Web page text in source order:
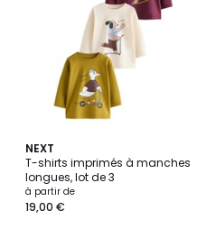
NEXT
T-shirts imprimés à manches
longues, lot de 3
à partir de
19,00 €
5
Couleurs